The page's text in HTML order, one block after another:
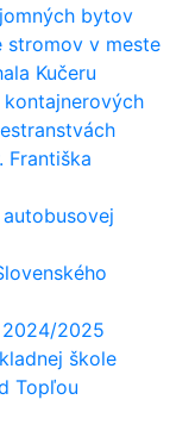
bytov
stromov v meste
Kučeru
Františka
2025
škole
Topľou